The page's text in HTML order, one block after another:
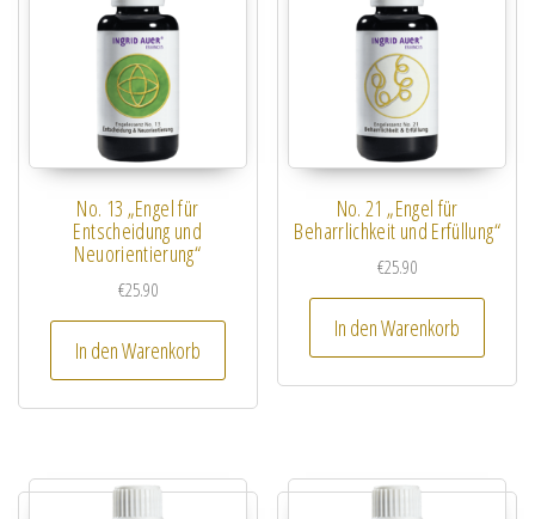
No. 13 „Engel für
Entscheidung und
Neuorientierung“
€25.90
In den Warenkorb
No. 21 „Engel für
Beharrlichkeit und Erfüllung“
€25.90
In den Warenkorb